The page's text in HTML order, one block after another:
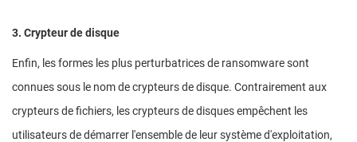
3. Crypteur de disque
Enfin, les formes les plus perturbatrices de ransomware sont
connues sous le nom de crypteurs de disque. Contrairement aux
crypteurs de fichiers, les crypteurs de disques empêchent les
utilisateurs de démarrer l'ensemble de leur système d'exploitation,